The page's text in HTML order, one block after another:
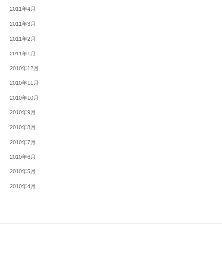
2011年4月
2011年3月
2011年2月
2011年1月
2010年12月
2010年11月
2010年10月
2010年9月
2010年8月
2010年7月
2010年6月
2010年5月
2010年4月